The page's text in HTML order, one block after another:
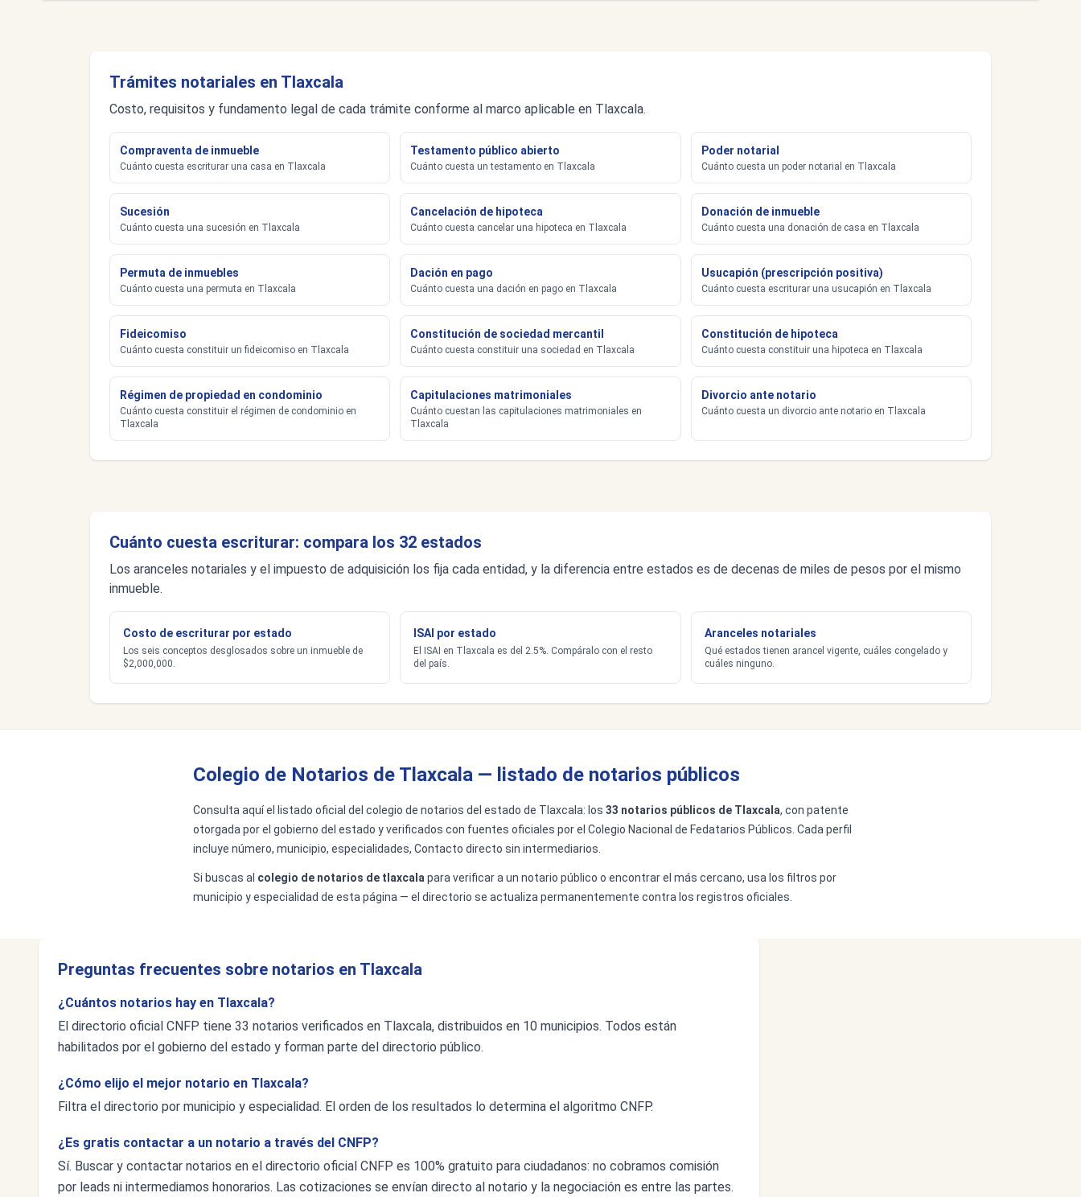
Trámites notariales en Tlaxcala
Costo, requisitos y fundamento legal de cada trámite conforme al marco aplicable en Tlaxcala.
Compraventa de inmueble
Cuánto cuesta escriturar una casa en Tlaxcala
Testamento público abierto
Cuánto cuesta un testamento en Tlaxcala
Poder notarial
Cuánto cuesta un poder notarial en Tlaxcala
Sucesión
Cuánto cuesta una sucesión en Tlaxcala
Cancelación de hipoteca
Cuánto cuesta cancelar una hipoteca en Tlaxcala
Donación de inmueble
Cuánto cuesta una donación de casa en Tlaxcala
Permuta de inmuebles
Cuánto cuesta una permuta en Tlaxcala
Dación en pago
Cuánto cuesta una dación en pago en Tlaxcala
Usucapión (prescripción positiva)
Cuánto cuesta escriturar una usucapión en Tlaxcala
Fideicomiso
Cuánto cuesta constituir un fideicomiso en Tlaxcala
Constitución de sociedad mercantil
Cuánto cuesta constituir una sociedad en Tlaxcala
Constitución de hipoteca
Cuánto cuesta constituir una hipoteca en Tlaxcala
Régimen de propiedad en condominio
Cuánto cuesta constituir el régimen de condominio en
Tlaxcala
Capitulaciones matrimoniales
Cuánto cuestan las capitulaciones matrimoniales en
Tlaxcala
Divorcio ante notario
Cuánto cuesta un divorcio ante notario en Tlaxcala
Cuánto cuesta escriturar: compara los 32 estados
Los aranceles notariales y el impuesto de adquisición los fija cada entidad, y la diferencia entre estados es de decenas de miles de pesos por el mismo
inmueble.
Costo de escriturar por estado
Los seis conceptos desglosados sobre un inmueble de
$2,000,000.
ISAI por estado
El ISAI en Tlaxcala es del 2.5%. Compáralo con el resto
del país.
Aranceles notariales
Qué estados tienen arancel vigente, cuáles congelado y
cuáles ninguno.
Colegio de Notarios de Tlaxcala — listado de notarios públicos
Consulta aquí el listado oficial del colegio de notarios del estado de Tlaxcala: los 33 notarios públicos de Tlaxcala, con patente
otorgada por el gobierno del estado y verificados con fuentes oficiales por el Colegio Nacional de Fedatarios Públicos. Cada perfil
incluye número, municipio, especialidades, Contacto directo sin intermediarios.
Si buscas al colegio de notarios de tlaxcala para verificar a un notario público o encontrar el más cercano, usa los filtros por
municipio y especialidad de esta página — el directorio se actualiza permanentemente contra los registros oficiales.
Preguntas frecuentes sobre notarios en Tlaxcala
¿Cuántos notarios hay en Tlaxcala?
El directorio oficial CNFP tiene 33 notarios verificados en Tlaxcala, distribuidos en 10 municipios. Todos están
habilitados por el gobierno del estado y forman parte del directorio público.
¿Cómo elijo el mejor notario en Tlaxcala?
Filtra el directorio por municipio y especialidad. El orden de los resultados lo determina el algoritmo CNFP.
¿Es gratis contactar a un notario a través del CNFP?
Sí. Buscar y contactar notarios en el directorio oficial CNFP es 100% gratuito para ciudadanos: no cobramos comisión
por leads ni intermediamos honorarios. Las cotizaciones se envían directo al notario y la negociación es entre las partes.